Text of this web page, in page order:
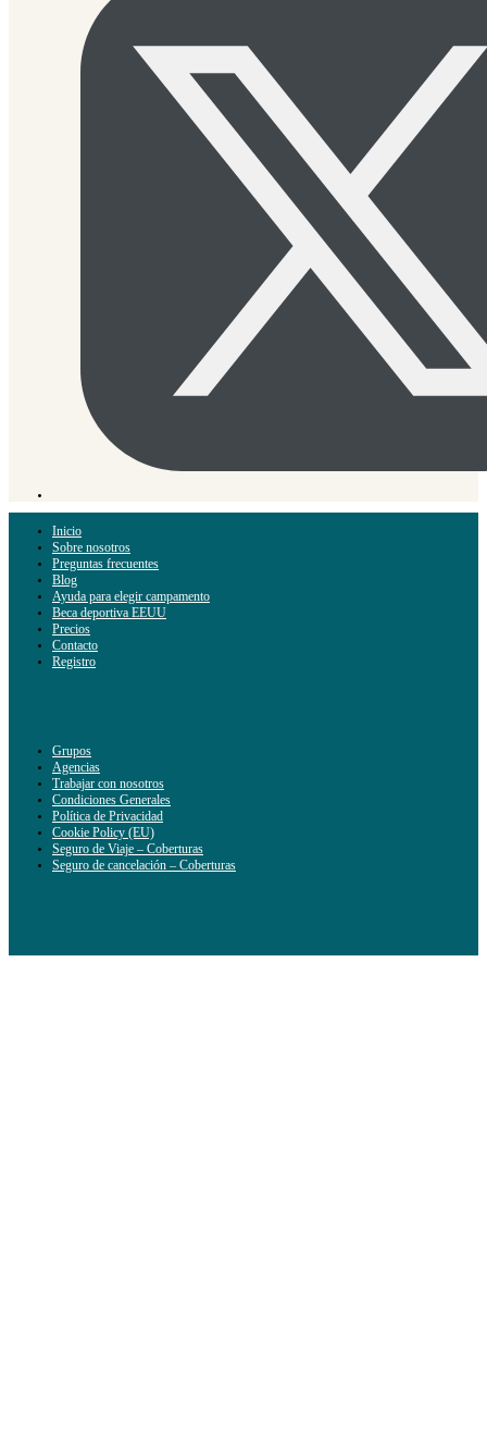
Inicio
Sobre nosotros
Preguntas frecuentes
Blog
Ayuda para elegir campamento
Beca deportiva EEUU
Precios
Contacto
Registro
Grupos
Agencias
Trabajar con nosotros
Condiciones Generales
Política de Privacidad
Cookie Policy (EU)
Seguro de Viaje – Coberturas
Seguro de cancelación – Coberturas